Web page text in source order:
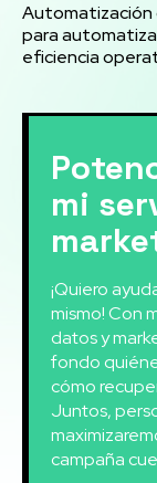
Automatización
para
eficiencia
mi
¡Quiero
mismo! Con
datos y
fondo
cómo
Juntos,
campaña